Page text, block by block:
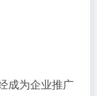
成为企业推广